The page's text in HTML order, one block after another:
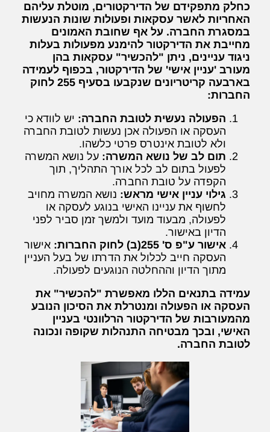
כחלק מתפקידם של הדירקטורים, מוטלת עליהם
האחריות לאשר עסקאות ופעולות שונות הנעשות
במסגרת החברה. על אף שחובת האמונים
מחייבת את הדירקטור להימנע מפעולות בעלות
ניגוד עניינים, ניתן "להכשיר" עסקאות בהן
מעורב 'עניין אישי' של הדירקטור, בכפוף לעמידה
בארבעה קריטריונים שנקבעו בסעיף 255 לחוק
החברות:
הפעולה נעשית לטובת החברה: יש לוודא כי
העסקה או הפעולה אכן נעשות לטובת החברה
ולא לטובת אינטרס פרטי כלשהו.
תום לב של נושא המשרה: על נושא המשרה
לפעול בתום לב לכל אורך התהליך, תוך
הקפדה על טובת החברה.
גילוי עניין אישי מראש: נושא המשרה מחויב
לחשוף את עניינו האישי בנוגע לעסקה או
לפעולה, מבעוד מועד ולמשך זמן סביר לפני
הדיון באישור.
אישור ע"פ ס' 255(ב) לחוק החברות:
אישור
העסקה חייב לכלול את הדרתו של בעל העניין
מתוך הדיון וההחלטה הנוגעים לפעולה.
עמידה בתנאים הללו מאפשרת "להכשיר" את
העסקה או הפעולה ומנטרלת את הסיכון הנובע
מהמעורבות של הדירקטור הרלוונטי בעניין
האישי, ובכך מבטיחה התנהלות שקופה ונכונה
לטובת החברה.